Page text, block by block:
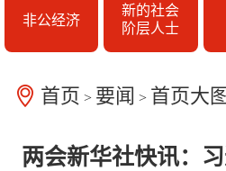
非公经济
新的社会
阶层人士
首页 > 要闻 > 首页大图
两会新华社快讯：